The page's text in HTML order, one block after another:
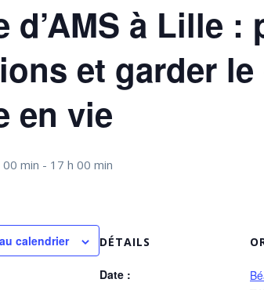
d’AMS à Lille
et garder
en vie
min - 17 h 00 min
calendrier DÉTAILS
Date :